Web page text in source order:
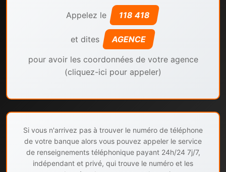
Appelez le 118 418
et dites AGENCE
pour avoir les coordonnées de votre agence
(cliquez-ici pour appeler)
Si vous n'arrivez pas à trouver le numéro de téléphone
de votre banque alors vous pouvez appeler le service
de renseignements téléphonique payant 24h/24 7j/7,
indépendant et privé, qui trouve le numéro et les